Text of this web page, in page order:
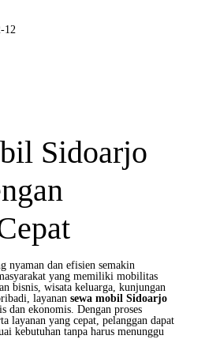
12
Sidoarjo
nyaman dan efisien semakin
yang memiliki mobilitas
bisnis, wisata keluarga, kunjungan
layanan sewa mobil Sidoarjo
dan ekonomis. Dengan proses
layanan yang cepat, pelanggan dapat
kebutuhan tanpa harus menunggu